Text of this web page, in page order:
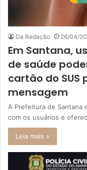
Da Redação 26/04/
Em Santana,
de saúde
cartão do
mensagem
A Prefeitura de Santana
com os usuários e
Leia mais »